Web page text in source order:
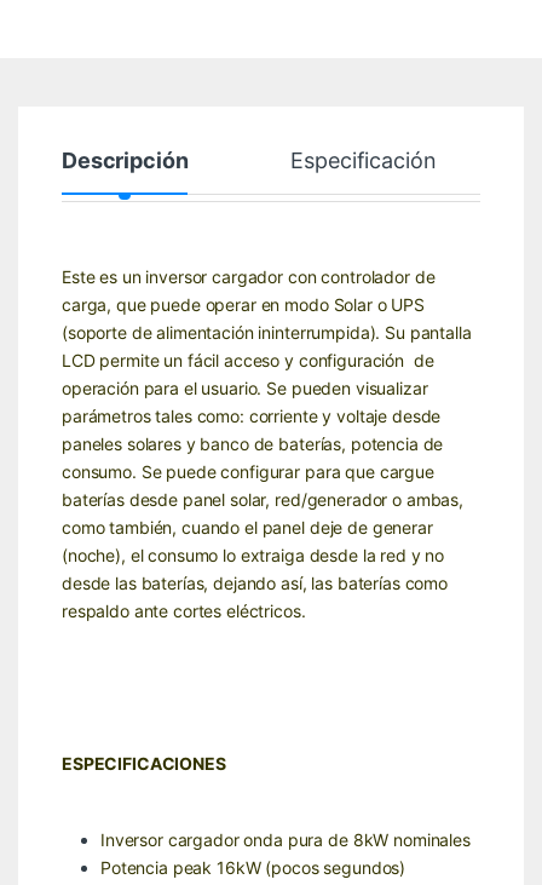
Descripción Especificación
Este es un inversor cargador con controlador de
carga, que puede operar en modo Solar o UPS
(soporte de alimentación ininterrumpida). Su pantalla
LCD permite un fácil acceso y configuración de
operación para el usuario. Se pueden visualizar
parámetros tales como: corriente y voltaje desde
paneles solares y banco de baterías, potencia de
consumo. Se puede configurar para que cargue
baterías desde panel solar, red/generador o ambas,
como también, cuando el panel deje de generar
(noche), el consumo lo extraiga desde la red y no
desde las baterías, dejando así, las baterías como
respaldo ante cortes eléctricos.
ESPECIFICACIONES
Inversor cargador onda pura de 8kW nominales
Potencia peak 16kW (pocos segundos)